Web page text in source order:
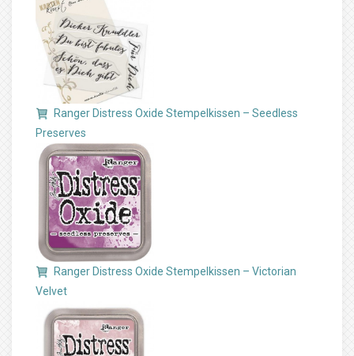
Ranger Distress Oxide Stempelkissen – Seedless
Preserves
Ranger Distress Oxide Stempelkissen – Victorian
Velvet